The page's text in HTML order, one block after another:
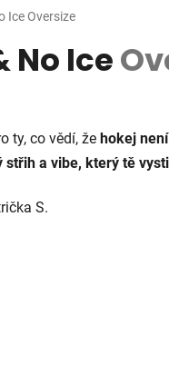
Ice Oversize
No Ice
ty, co vědí, že hokej
střih a vibe, který tě
S.